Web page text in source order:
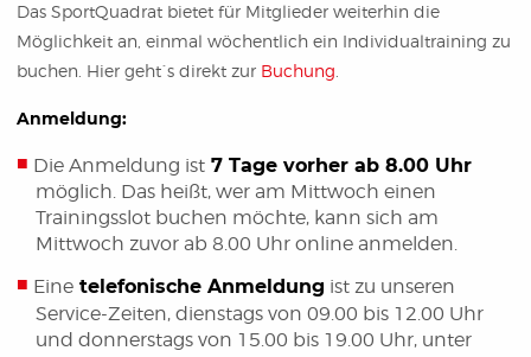
Das SportQuadrat bietet für Mitglieder weiterhin die
Möglichkeit an, einmal wöchentlich ein Individualtraining zu
buchen. Hier geht´s direkt zur Buchung
Anmeldung:
Die Anmeldung ist 7 Tage vorher ab 8.00 Uhr
möglich. Das heißt, wer am Mittwoch einen
Trainingsslot buchen möchte, kann sich am
Mittwoch zuvor ab 8.00 Uhr online anmelden.
Eine telefonische Anmeldung ist zu unseren
Service-Zeiten, dienstags von 09.00 bis 12.00 Uhr
und donnerstags von 15.00 bis 19.00 Uhr, unter